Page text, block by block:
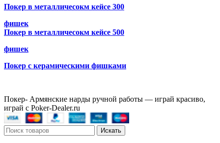
Покер в металличесокм кейсе 300
фишек
Покер в металличесокм кейсе 500
фишек
Покер с керамическими фишками
Покер- Армянские нарды ручной работы — играй красиво,
играй с Poker-Dealer.ru
Искать